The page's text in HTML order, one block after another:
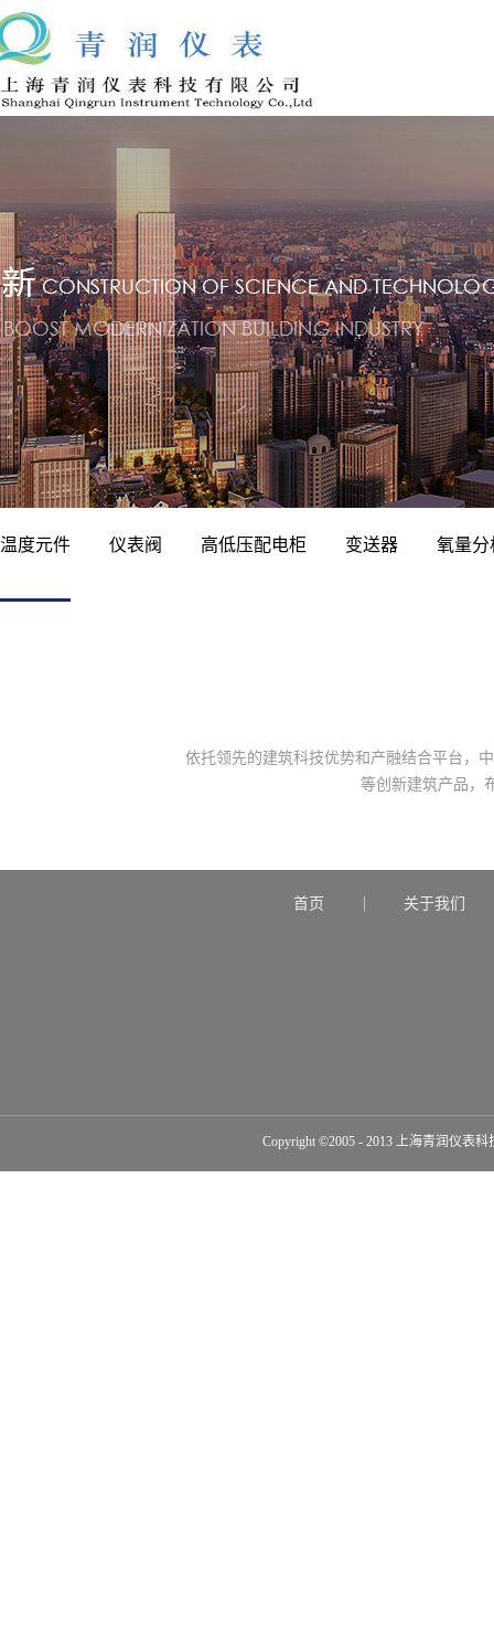
温度元件 仪表阀 高低压配电柜 变送器 氧量分
依托领先的建筑科技优势和产融结合平台，
等创新建筑产品，
首页 关于我们
Copyright ©2005 - 2013 上海青润仪表科